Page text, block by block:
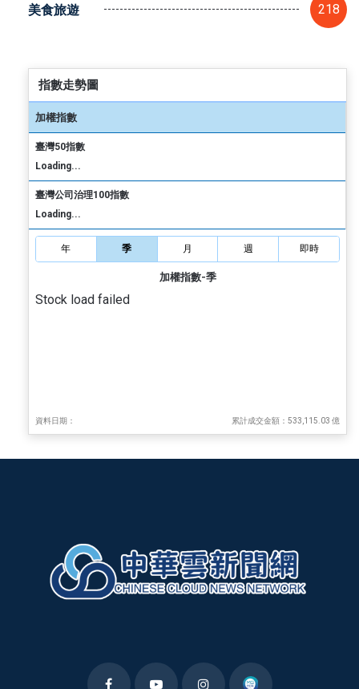
美食旅遊 218
指數走勢圖
加權指數
臺灣50指數
Loading...
臺灣公司治理100指數
Loading...
年 季 月 週 即時
加權指數-季
Stock load failed
資料日期： 累計成交金額：533,115.03 億